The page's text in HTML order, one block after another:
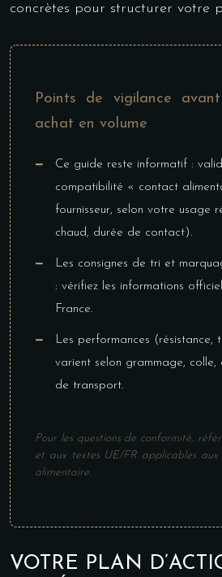
concrètes pour structurer votre
Points de vigilance
achat en volume
Ce guide reste informatif :
compatibilité « contact
fournisseur, selon votre usage
chaud, durée de contact).
Les consignes de tri et
: vérifiez les informations
France.
Les performances (résistance,
varient selon grammage, colle,
de transport.
Pour les questions de conformité,
et aux textes UE/FR applicables
alimentaire.
VOTRE PLAN